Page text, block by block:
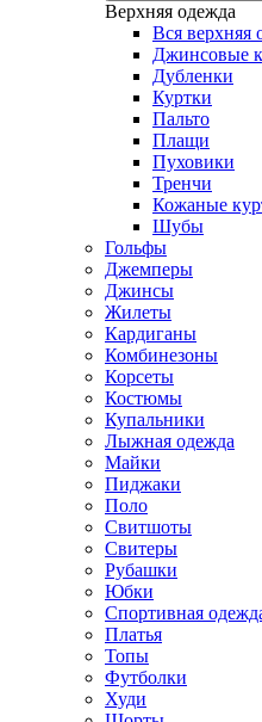
Верхняя одежда
Вся верхняя
Джинсовые
Дубленки
Куртки
Пальто
Плащи
Пуховики
Тренчи
Кожаные
Шубы
Гольфы
Джемперы
Джинсы
Жилеты
Кардиганы
Комбинезоны
Корсеты
Костюмы
Купальники
Лыжная одежда
Майки
Пиджаки
Поло
Свитшоты
Свитеры
Рубашки
Юбки
Спортивная
Платья
Топы
Футболки
Худи